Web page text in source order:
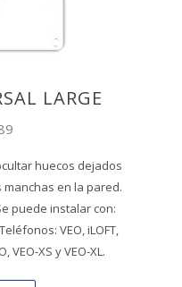
LARGE
huecos dejados
en la pared.
puede instalar con:
VEO, iLOFT,
VEO-XS y VEO-XL.